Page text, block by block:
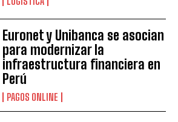
Euronet y Unibanca se asocian
para modernizar la
infraestructura financiera en
Perú
PAGOS ONLINE